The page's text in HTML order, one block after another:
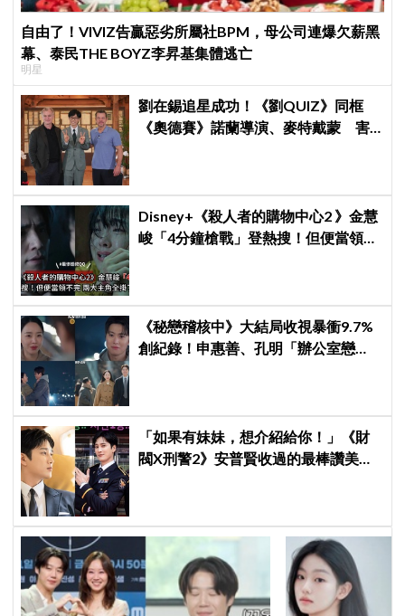
自由了！VIVIZ告贏惡劣所屬社BPM，母公司連爆欠薪黑
幕、泰民THE BOYZ李昇基集體逃亡
明星
劉在錫追星成功！《劉QUIZ》同框
《奧德賽》諾蘭導演、麥特戴蒙 害
Disney+《殺人者的購物中心2 》金慧
峻「4分鐘槍戰」登熱搜！但便當領不
《秘戀稽核中》大結局收視暴衝9.7%
創紀錄！申惠善、孔明「辦公室戀
「如果有妹妹，想介紹給你！」《財
閥X刑警2》安普賢收過的最棒讚美，